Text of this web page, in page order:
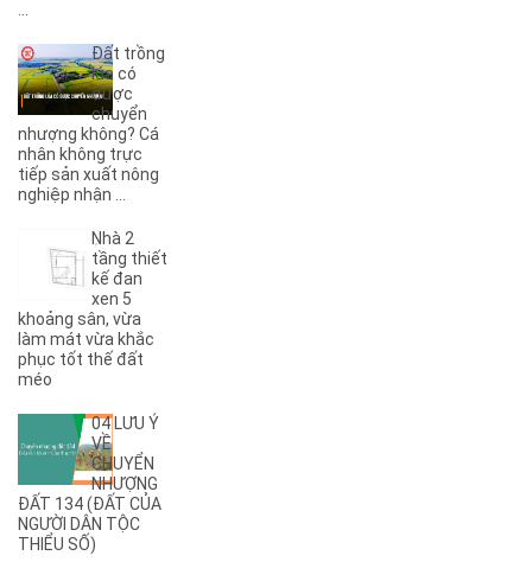
8B(3)
8KC(1)
9A(1)
9KC(1)
A(7)
A Dừa(5)
(7)
(3)
A12 (6)
A13(2)
A14(1)
A2(7)
A3(5)
A5(8)
A6(5)
A7(17)
Đất trồng
lúa có
được
chuyển
nhượng không? Cá
nhân không trực
tiếp sản xuất nông
nghiệp nhận ...
Nhà 2
tầng thiết
kế đan
xen 5
khoảng sân, vừa
làm mát vừa khắc
phục tốt thế đất
méo
04 LƯU Ý
VỀ
CHUYỂN
NHƯỢNG
ĐẤT 134 (ĐẤT CỦA
NGƯỜI DÂN TỘC
THIỂU SỐ)